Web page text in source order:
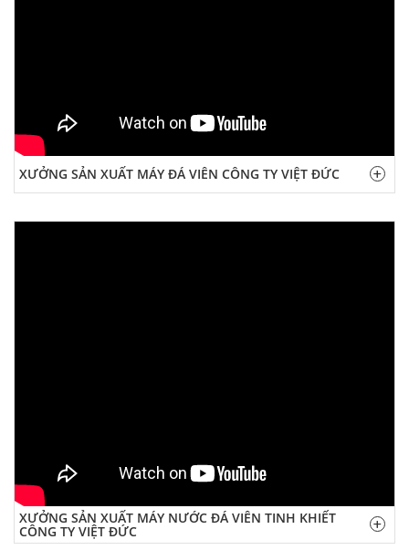
XƯỞNG SẢN XUẤT MÁY ĐÁ VIÊN CÔNG TY VIỆT ĐỨC
XƯỞNG SẢN XUẤT MÁY NƯỚC ĐÁ VIÊN TINH KHIẾT
CÔNG TY VIỆT ĐỨC